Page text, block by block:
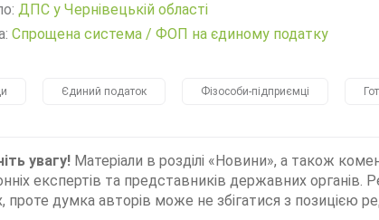
ДПС у Чернівецькій області
Спрощена система / ФОП на єдиному податку
Єдиний податок Фізособи-підприємці
увагу! Матеріали в розділі «Новини», а також
експертів та представників державних органів.
проте думка авторів може не збігатися з позицією